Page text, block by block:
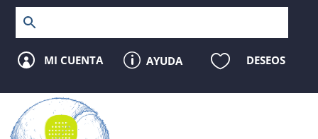
 MI CUENTA p AYUDA  DESEOS